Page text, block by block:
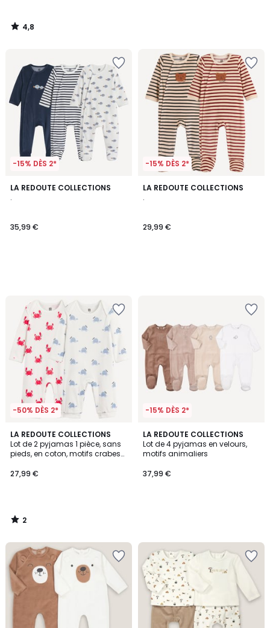
4,8
/
-15% DÈS 2*
LA REDOUTE COLLECTIONS
.
35,99 €
-15% DÈS 2*
LA REDOUTE COLLECTIONS
.
29,99 €
-50% DÈS 2*
LA REDOUTE COLLECTIONS
Lot de 2 pyjamas 1 pièce, sans
pieds, en coton, motifs crabes
27,99 €
2
/
5
2
/
-15% DÈS 2*
LA REDOUTE COLLECTIONS
Lot de 4 pyjamas en velours,
motifs animaliers
37,99 €